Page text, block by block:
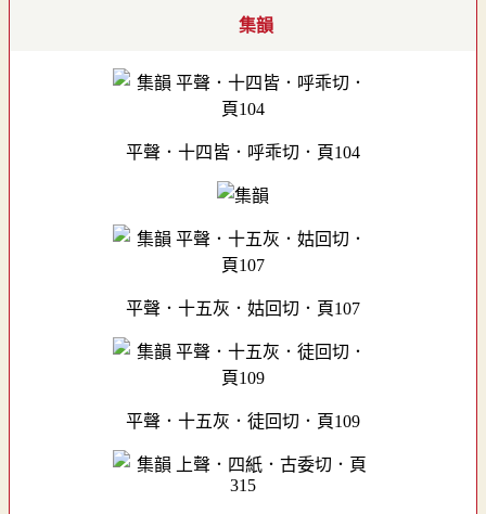
集韻
平聲．十四皆．呼乖切．頁104
平聲．十五灰．姑回切．頁107
平聲．十五灰．徒回切．頁109